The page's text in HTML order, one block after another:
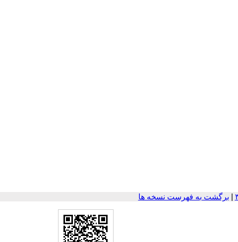
برگشت به فهرست نسخه ها